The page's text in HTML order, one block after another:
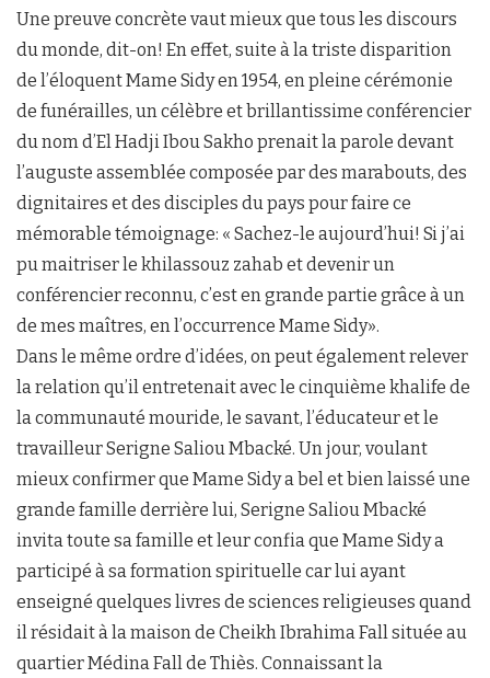
Une preuve concrète vaut mieux que tous les discours
du monde, dit-on! En effet, suite à la triste disparition
de l’éloquent Mame Sidy en 1954, en pleine cérémonie
de funérailles, un célèbre et brillantissime conférencier
du nom d’El Hadji Ibou Sakho prenait la parole devant
l’auguste assemblée composée par des marabouts, des
dignitaires et des disciples du pays pour faire ce
mémorable témoignage: « Sachez-le aujourd’hui! Si j’ai
pu maitriser le khilassouz zahab et devenir un
conférencier reconnu, c’est en grande partie grâce à un
de mes maîtres, en l’occurrence Mame Sidy».
Dans le même ordre d’idées, on peut également relever
la relation qu’il entretenait avec le cinquième khalife de
la communauté mouride, le savant, l’éducateur et le
travailleur Serigne Saliou Mbacké. Un jour, voulant
mieux confirmer que Mame Sidy a bel et bien laissé une
grande famille derrière lui, Serigne Saliou Mbacké
invita toute sa famille et leur confia que Mame Sidy a
participé à sa formation spirituelle car lui ayant
enseigné quelques livres de sciences religieuses quand
il résidait à la maison de Cheikh Ibrahima Fall située au
quartier Médina Fall de Thiès. Connaissant la